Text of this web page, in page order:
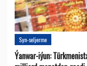
Syn-seljerme
Ýanwar-iýun: